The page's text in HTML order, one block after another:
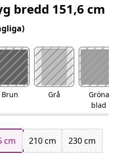
bredd 151,6 cm
Brun Grå
Gröna
blad
cm 210 cm
230 cm